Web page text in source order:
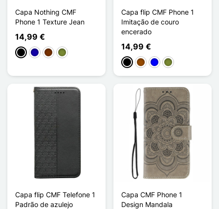
Capa Nothing CMF
Phone 1 Texture Jean
14,99 €
PretoAzul Escuro
CaféKhaki
Capa flip CMF Phone 1
Imitação de couro
encerado
14,99 €
PretoCastanho
AzulKhaki
Capa flip CMF Telefone 1
Padrão de azulejo
Capa CMF Phone 1
Design Mandala